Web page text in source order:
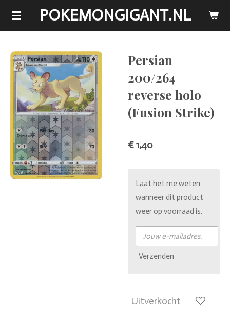
Ga
de
hoofdinhoud
POKEMONGIGANT.NL
Persian
200/264
reverse holo
(Fusion Strike)
€ 1,40
Laat het me weten
wanneer dit product
weer op voorraad is.
Verzenden
Uitverkocht